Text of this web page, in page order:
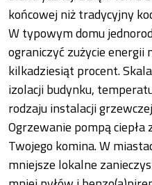
końcowej niż tradycyjny
W typowym domu
ograniczyć zużycie energii
kilkadziesiąt procent.
izolacji budynku,
rodzaju instalacji
Ogrzewanie pompą
Twojego komina. W
mniejsze lokalne